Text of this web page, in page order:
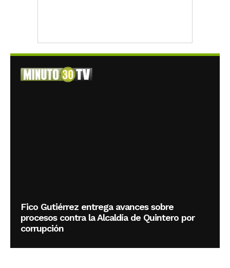
Fico Gutiérrez entrega avances sobre
procesos contra la Alcaldía de Quintero por
corrupción